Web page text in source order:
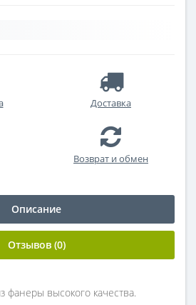
Доставка
Возврат и обмен
Описание
Отзывов (0)
фанеры высокого качества.